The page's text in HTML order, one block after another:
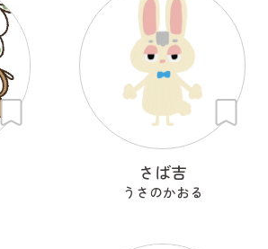
さば吉
うさのかおる